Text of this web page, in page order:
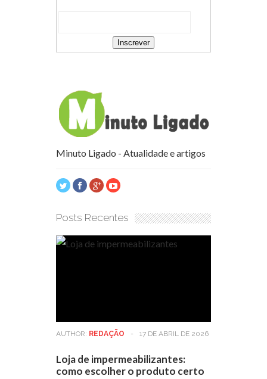
Minuto Ligado - Atualidade e artigos
Posts Recentes
AUTHOR: REDAÇÃO - 17 DE ABRIL DE 2026
Loja de impermeabilizantes:
como escolher o produto certo